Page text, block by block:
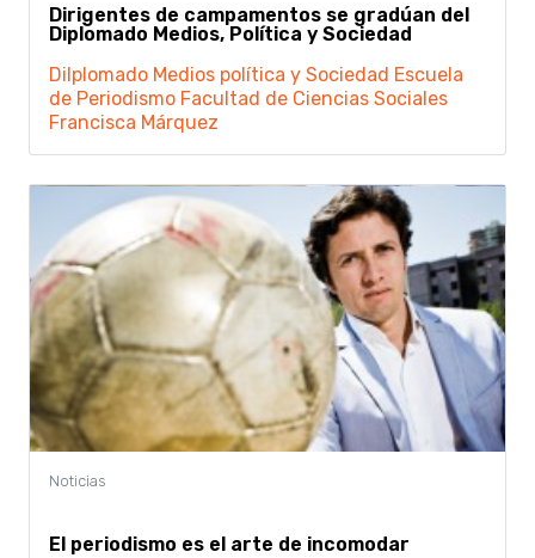
Dirigentes de campamentos se gradúan del
Diplomado Medios, Política y Sociedad
Dilplomado Medios política y Sociedad Escuela
de Periodismo Facultad de Ciencias Sociales
Francisca Márquez
El periodismo es el arte de incomodar